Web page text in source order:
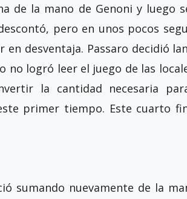
de la mano de Genoni y luego
pero en unos pocos
en desventaja. Passaro decidió
no logró leer el juego de las
la cantidad necesaria
primer tiempo. Este cuarto
sumando nuevamente de la